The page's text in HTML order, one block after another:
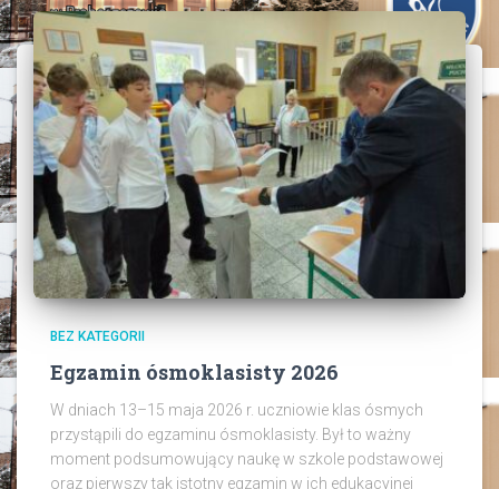
BEZ KATEGORII
Egzamin ósmoklasisty 2026
W dniach 13–15 maja 2026 r. uczniowie klas ósmych
przystąpili do egzaminu ósmoklasisty. Był to ważny
moment podsumowujący naukę w szkole podstawowej
oraz pierwszy tak istotny egzamin w ich edukacyjnej